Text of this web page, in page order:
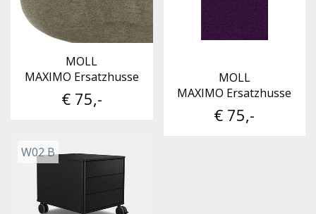
MOLL
MAXIMO Ersatzhusse
€ 75,-
MOLL
MAXIMO Ersatzhusse
€ 75,-
W02 B